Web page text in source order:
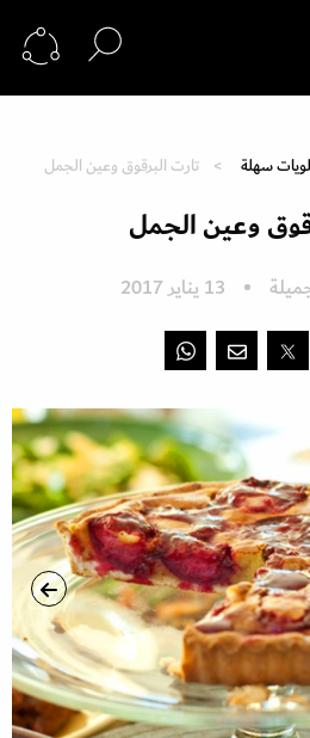
سهلة تارت البرقوق وعين الجمل
وعين الجمل
13 يناير 2017